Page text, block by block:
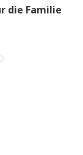
die Familie